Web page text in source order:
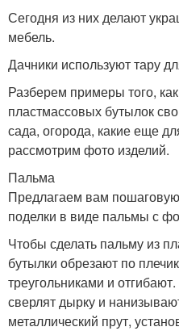
Сегодня из них делают
мебель.
Дачники используют тару
Разберем примеры того,
пластмассовых бутылок
сада, огорода, какие еще
рассмотрим фото изделий.
Пальма
Предлагаем вам
поделки в виде пальмы с
Чтобы сделать пальму из
бутылки обрезают по
треугольниками и
сверлят дырку и
металлический прут,